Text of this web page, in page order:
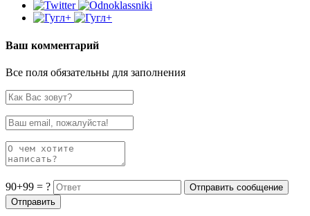
Ваш комментарий
Все поля обязательны для заполнения
90+99 = ?